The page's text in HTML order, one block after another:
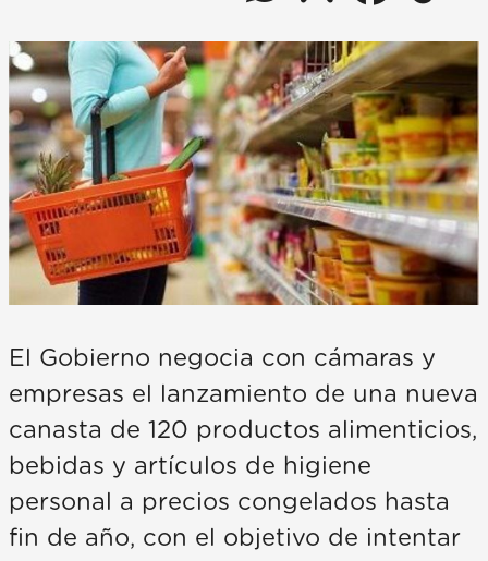
El Gobierno negocia con cámaras y
empresas el lanzamiento de una nueva
canasta de 120 productos alimenticios,
bebidas y artículos de higiene
personal a precios congelados hasta
fin de año, con el objetivo de intentar